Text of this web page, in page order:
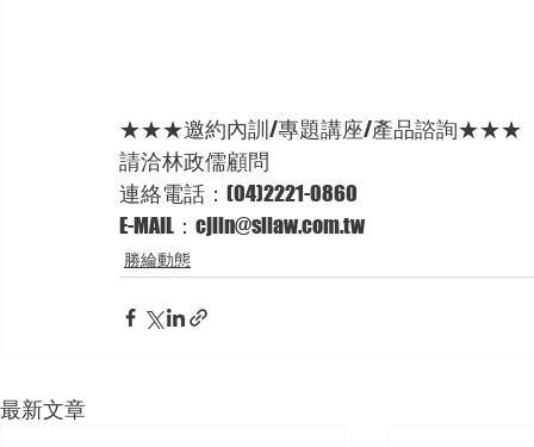
★★★邀約內訓/專題講座/產品諮詢★★★
請洽林政儒顧問
連絡電話：(04)2221-0860
E-MAIL：cjlin@sllaw.com.tw
勝綸動態
最新文章